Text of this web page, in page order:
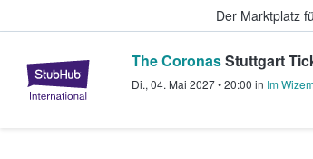
Der Marktplatz
StubHub - Wo Fans
The CoronasStuttgart
Di., 04. Mai 2027•20:00 in Im